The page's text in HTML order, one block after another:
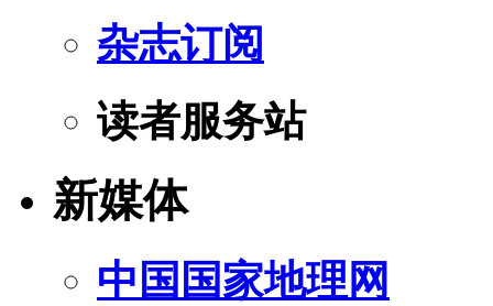
杂志订阅
读者服务站
新媒体
中国国家地理网